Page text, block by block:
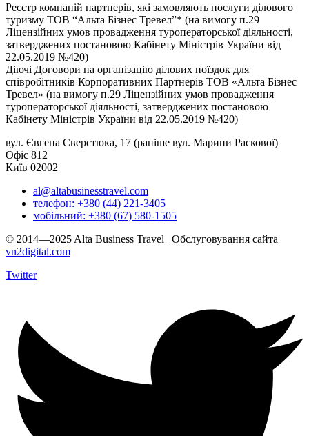
Реєстр компаній партнерів, які замовляють послуги ділового
туризму ТОВ “Альта Бізнес Тревел”* (на вимогу п.29
Ліцензійних умов провадження туроператорської діяльності,
затверджених постановою Кабінету Міністрів України від
22.05.2019 №420)
Діючі Договори на організацію ділових поїздок для
співробітників Корпоративних Партнерів ТОВ «Альта Бізнес
Тревел» (на вимогу п.29 Ліцензійних умов провадження
туроператорської діяльності, затверджених постановою
Кабінету Міністрів України від 22.05.2019 №420)
вул. Євгена Сверстюка, 17 (раніше вул. Марини Раскової)
Офіс 812
Київ 02002
al@altabusinesstravel.com
телефон: +380 (44) 221-3405
мобільний: +380 (67) 580-1505
© 2014—2025 Alta Business Travel | Обслуговування сайта
vn2digital.com
Twitter